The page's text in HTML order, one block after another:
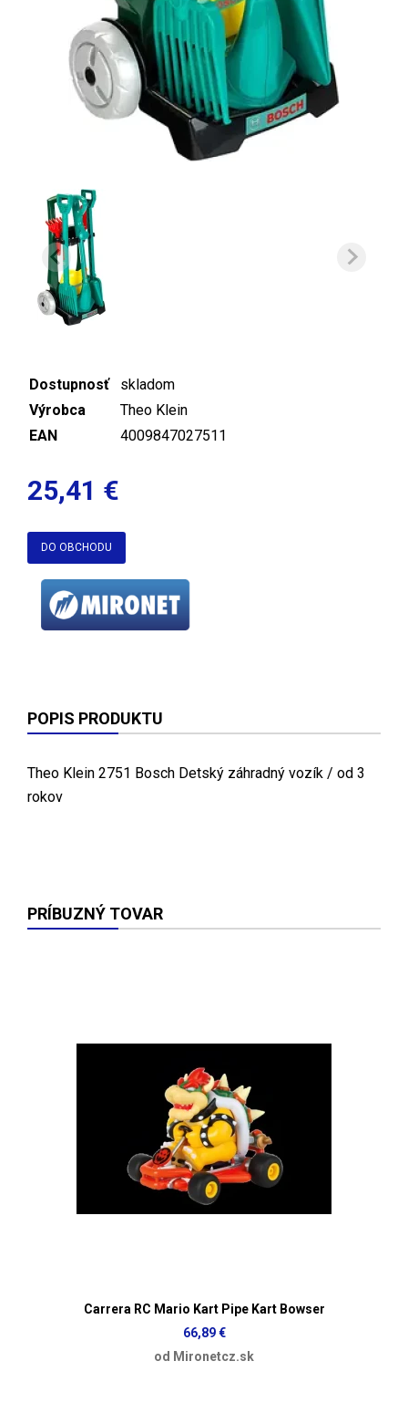
Dostupnosť
skladom
Výrobca
Theo Klein
EAN
4009847027511
25,41 €
DO OBCHODU
POPIS PRODUKTU
Theo Klein 2751 Bosch Detský záhradný vozík / od 3
rokov
PRÍBUZNÝ TOVAR
Carrera RC Mario Kart Pipe Kart Bowser
66,89 €
od Mironetcz.sk